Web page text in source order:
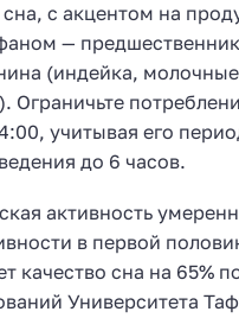
с акцентом на
—
(индейка,
Ограничьте
учитывая его
до 6 часов.
активность
в первой
качество сна на 65%
Университета